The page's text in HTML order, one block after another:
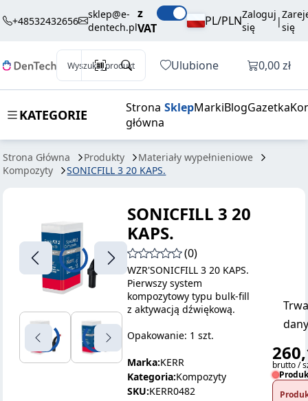
+48532432656
sklep@e-
dentech.pl
z
VAT
PL/PLNZaloguj
się
|się
Wyszukaj produkt Ulubione Otwórz
0,00 zł
KATEGORIE
Strona
główna
SklepMarkiBlogGazetka
Strona Główna Produkty
Materiały wypełnieniowe
Kompozyty
SONICFILL 3 20 KAPS.
20 KAPS.
brutto / szt.
SONICFILL 3 20
KAPS.
(0)
WZR'SONICFILL 3 20 KAPS.
Pierwszy system
kompozytowy typu bulk-fill
z aktywacją dźwiękową.
Opakowanie: 1 szt.
Marka:KERR
Kategoria:Kompozyty
SKU:KERR0482
brutto /